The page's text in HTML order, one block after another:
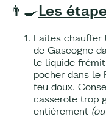
👨‍🍳Les
Faites chauffer
de Gascogne
le liquide
pocher dans le
feu doux.
casserole trop
entièrement